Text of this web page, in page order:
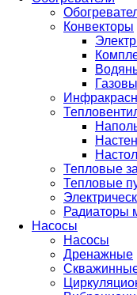
Конвекторы
Тепловые
Тепловые
Радиаторы
Насосы
Насосы
Дренажные